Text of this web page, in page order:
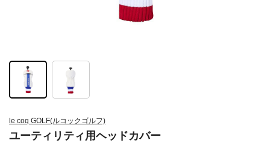
le coq GOLF(ルコックゴルフ)
ユーティリティ用ヘッドカバー